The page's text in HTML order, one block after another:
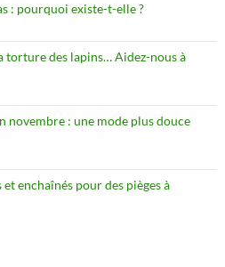
: pourquoi existe-t-elle ?
torture des lapins… Aidez-nous à
novembre : une mode plus douce
enchaînés pour des pièges à